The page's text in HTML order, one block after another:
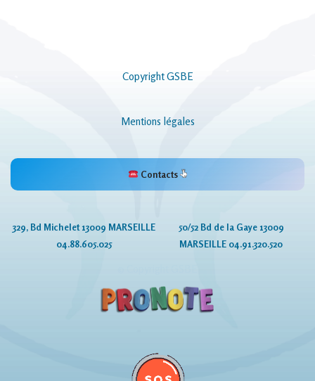
Copyright GSBE
Mentions légales
Contacts
329, Bd Michelet 13009 MARSEILLE
04.88.605.025
50/52 Bd de la Gaye 13009
MARSEILLE 04.91.320.520